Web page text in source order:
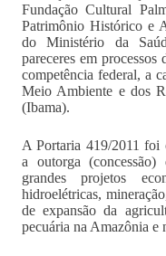
Fundação Cultural
Patrimônio Histórico e
do Ministério da
pareceres em
competência federal, a
Meio Ambiente e dos
(Ibama).
A Portaria 419/2011 foi
a outorga (concessão)
grandes projetos
hidroelétricas,
de expansão da
pecuária na Amazônia e